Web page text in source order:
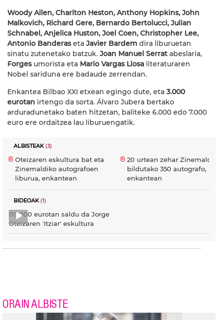
Woody Allen, Charlton Heston, Anthony Hopkins, John
Malkovich, Richard Gere, Bernardo Bertolucci, Julian
Schnabel, Anjelica Huston, Joel Coen, Christopher Lee,
Antonio Banderaseta Javier Bardem dira liburuetan
sinatu zutenetako batzuk. Joan Manuel Serrat abeslaria,
Forgesumorista eta Mario Vargas Llosa literaturaren
Nobel sariduna ere badaude zerrendan.
Enkantea Bilbao XXI etxean egingo dute, eta 3.000
eurotan irtengo da sorta. Álvaro Jubera bertako
arduradunetako baten hitzetan, baliteke 6.000 edo 7.000
euro ere ordaitzea lau liburuengatik.
ALBISTEAK(3)
Oteizaren eskultura bat eta
Zinemaldiko autografoen
liburua, enkantean
20 urtean zehar
bildutako 350 autografo,
enkantean
BIDEOAK(1)
119.000 eurotan saldu da Jorge
Oteizaren 'Itziar' eskultura
ORAIN ALBISTE